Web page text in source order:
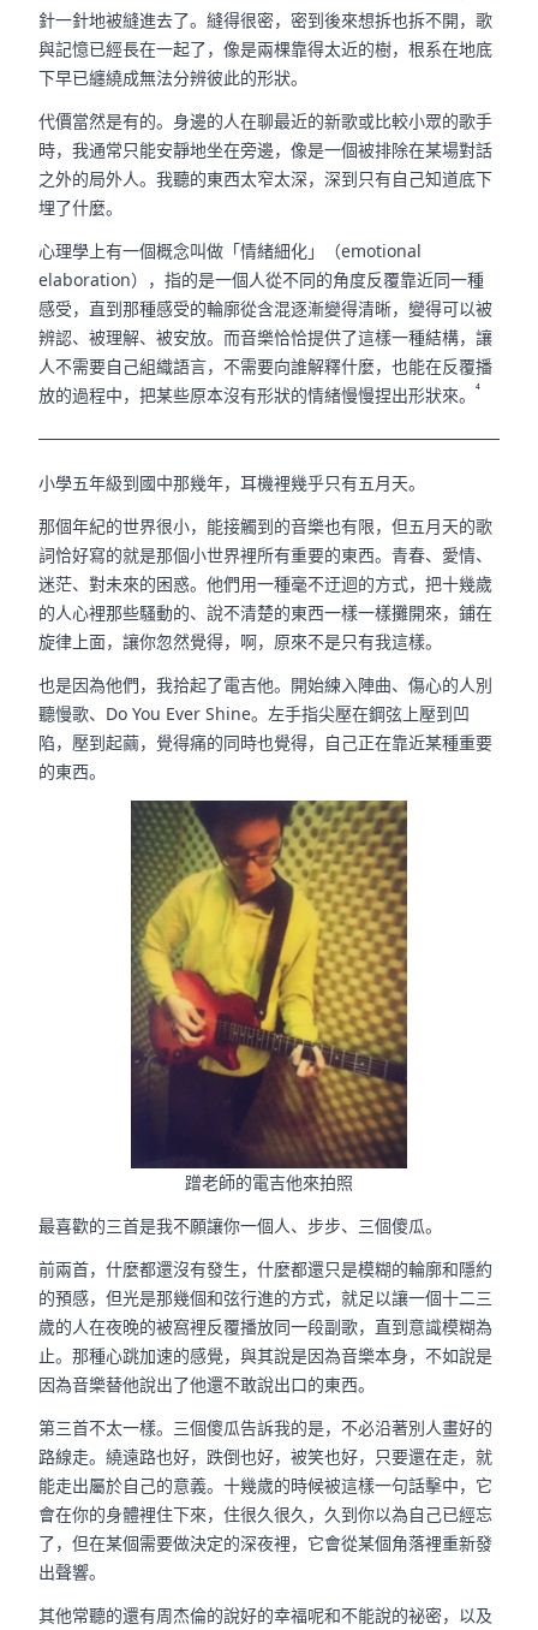
針一針地被縫進去了。縫得很密，密到後來想拆也拆不開，歌
與記憶已經長在一起了，像是兩棵靠得太近的樹，根系在地底
下早已纏繞成無法分辨彼此的形狀。
代價當然是有的。身邊的人在聊最近的新歌或比較小眾的歌手
時，我通常只能安靜地坐在旁邊，像是一個被排除在某場對話
之外的局外人。我聽的東西太窄太深，深到只有自己知道底下
埋了什麼。
心理學上有一個概念叫做「情緒細化」（emotional
elaboration），指的是一個人從不同的角度反覆靠近同一種
感受，直到那種感受的輪廓從含混逐漸變得清晰，變得可以被
辨認、被理解、被安放。而音樂恰恰提供了這樣一種結構，讓
人不需要自己組織語言，不需要向誰解釋什麼，也能在反覆播
放的過程中，把某些原本沒有形狀的情緒慢慢捏出形狀來。
⁴
小學五年級到國中那幾年，耳機裡幾乎只有五月天。
那個年紀的世界很小，能接觸到的音樂也有限，但五月天的歌
詞恰好寫的就是那個小世界裡所有重要的東西。青春、愛情、
迷茫、對未來的困惑。他們用一種毫不迂迴的方式，把十幾歲
的人心裡那些騷動的、說不清楚的東西一樣一樣攤開來，鋪在
旋律上面，讓你忽然覺得，啊，原來不是只有我這樣。
也是因為他們，我拾起了電吉他。開始練入陣曲、傷心的人別
聽慢歌、Do You Ever Shine。左手指尖壓在鋼弦上壓到凹
陷，壓到起繭，覺得痛的同時也覺得，自己正在靠近某種重要
的東西。
蹭老師的電吉他來拍照
最喜歡的三首是我不願讓你一個人、步步、三個傻瓜。
前兩首，什麼都還沒有發生，什麼都還只是模糊的輪廓和隱約
的預感，但光是那幾個和弦行進的方式，就足以讓一個十二三
歲的人在夜晚的被窩裡反覆播放同一段副歌，直到意識模糊為
止。那種心跳加速的感覺，與其說是因為音樂本身，不如說是
因為音樂替他說出了他還不敢說出口的東西。
第三首不太一樣。三個傻瓜告訴我的是，不必沿著別人畫好的
路線走。繞遠路也好，跌倒也好，被笑也好，只要還在走，就
能走出屬於自己的意義。十幾歲的時候被這樣一句話擊中，它
會在你的身體裡住下來，住很久很久，久到你以為自己已經忘
了，但在某個需要做決定的深夜裡，它會從某個角落裡重新發
出聲響。
其他常聽的還有周杰倫的說好的幸福呢和不能說的祕密，以及